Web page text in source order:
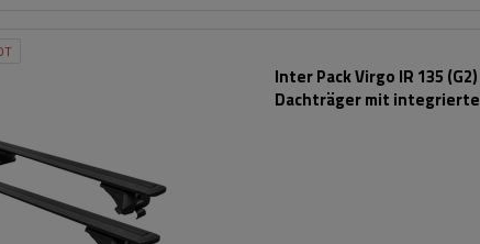
Inter Pack Virgo IR 135 (G2)
Dachträger mit